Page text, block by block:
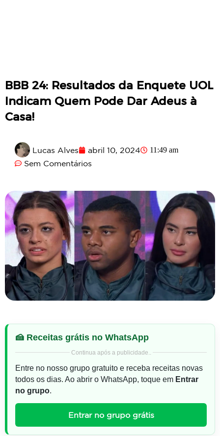
BBB 24: Resultados da Enquete UOL
Indicam Quem Pode Dar Adeus à
Casa!
Lucas Alves abril 10, 2024 11:49 am
Sem Comentários
🍰 Receitas grátis no WhatsApp
Continua após a publicidade..
Entre no nosso grupo gratuito e receba receitas novas
todos os dias. Ao abrir o WhatsApp, toque em Entrar
no grupo.
Entrar no grupo grátis